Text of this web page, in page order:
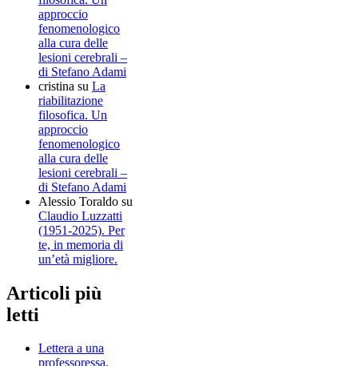
approccio
fenomenologico
alla cura delle
lesioni cerebrali –
di Stefano Adami
cristina su La
riabilitazione
filosofica. Un
approccio
fenomenologico
alla cura delle
lesioni cerebrali –
di Stefano Adami
Alessio Toraldo su
Claudio Luzzatti
(1951-2025). Per
te, in memoria di
un’età migliore.
Articoli più
letti
Lettera a una
professoressa.